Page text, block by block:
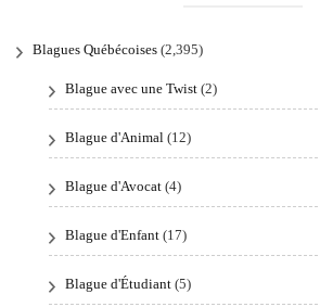
Blagues Québécoises (2,395)
Blague avec une Twist (2)
Blague d'Animal (12)
Blague d'Avocat (4)
Blague d'Enfant (17)
Blague d'Étudiant (5)